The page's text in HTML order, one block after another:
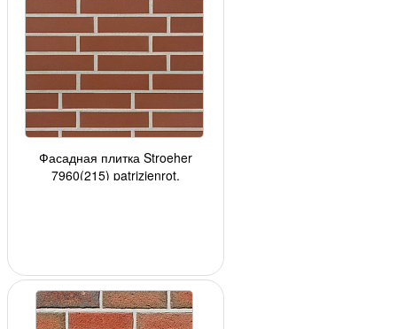
Фасадная плитка Stroeher
7960(215) patrizienrot,